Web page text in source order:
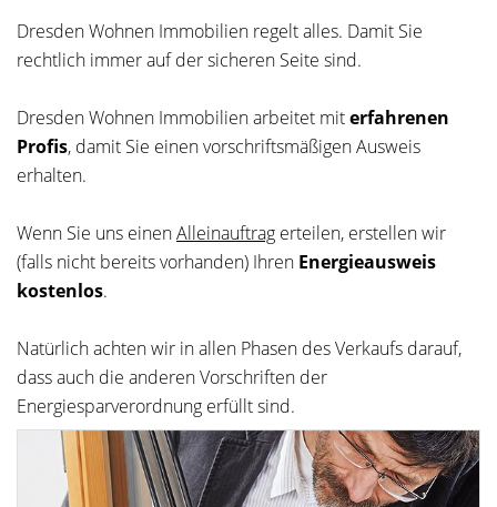
Dresden Wohnen Immobilien regelt alles. Damit Sie
rechtlich immer auf der sicheren Seite sind.
Dresden Wohnen Immobilien arbeitet miterfahrenen
Profis, damit Sie einen vorschriftsmäßigen Ausweis
erhalten.
Wenn Sie uns einenAlleinauftrag erteilen, erstellen wir
(falls nicht bereits vorhanden) Ihren Energieausweis
kostenlos.
Natürlich achten wir in allen Phasen des Verkaufs darauf,
dass auch die anderen Vorschriften der
Energiesparverordnung erfüllt sind.